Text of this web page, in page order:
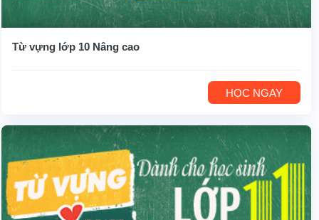
Từ vựng lớp 10 Nâng cao
HỌC NGAY